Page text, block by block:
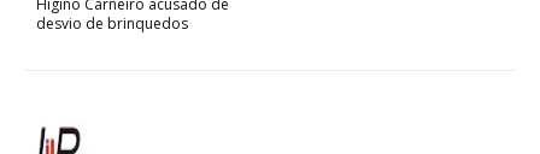
Higino Carneiro acusado de
desvio de brinquedos